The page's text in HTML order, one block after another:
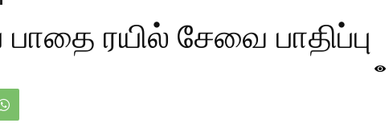
ரயில் சேவை பாதிப்பு